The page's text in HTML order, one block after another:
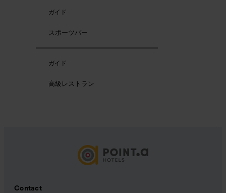
ガイド
スポーツバー
ガイド
高級レストラン
Contact